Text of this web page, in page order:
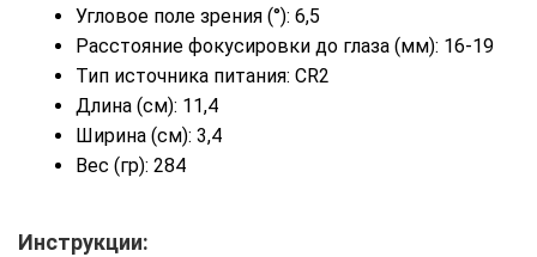
Угловое поле зрения (°): 6,5
Расстояние фокусировки до глаза (мм): 16-19
Тип источника питания: CR2
Длина (см): 11,4
Ширина (см): 3,4
Вес (гр): 284
Инструкции: